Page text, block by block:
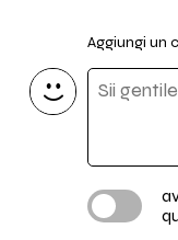
Aggiungi un